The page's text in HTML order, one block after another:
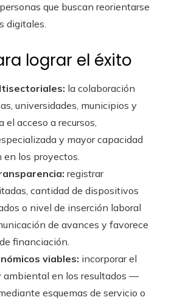
que buscan reorientarse
digitales.
lograr el éxito
la colaboración
universidades, municipios y
el acceso a recursos,
y mayor capacidad
los proyectos.
registrar
cantidad de dispositivos
o nivel de inserción laboral
de avances y favorece
financiación.
viables: incorporar el
ambiental en los resultados —
esquemas de servicio o